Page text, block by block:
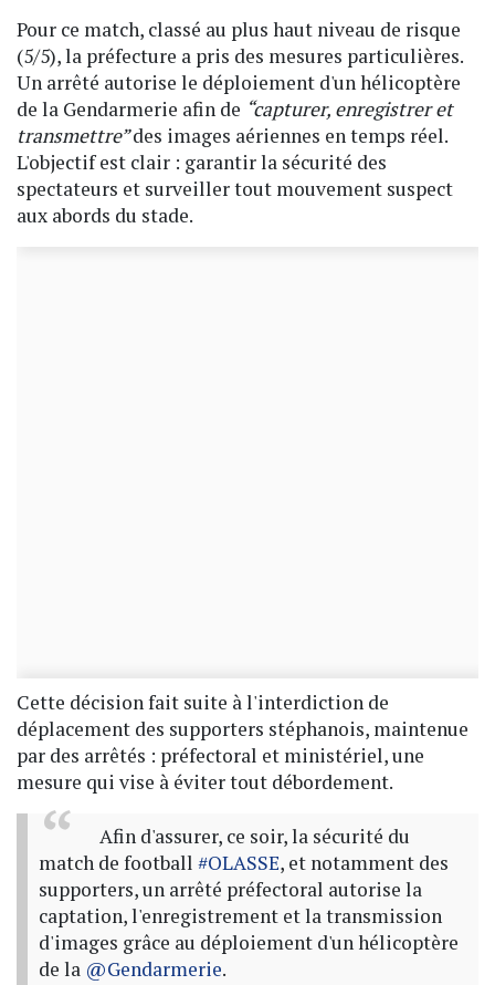
Pour ce match, classé au plus haut niveau de risque
(5/5), la préfecture a pris des mesures particulières.
Un arrêté autorise le déploiement d'un hélicoptère
de la Gendarmerie afin de “capturer, enregistrer et
transmettre”des images aériennes en temps réel.
L'objectif est clair : garantir la sécurité des
spectateurs et surveiller tout mouvement suspect
aux abords du stade.
Cette décision fait suite à l'interdiction de
déplacement des supporters stéphanois, maintenue
par des arrêtés : préfectoral et ministériel, une
mesure qui vise à éviter tout débordement.
Afin d'assurer, ce soir, la sécurité du
match de football #OLASSE, et notamment des
supporters, un arrêté préfectoral autorise la
captation, l'enregistrement et la transmission
d'images grâce au déploiement d'un hélicoptère
de la @Gendarmerie.